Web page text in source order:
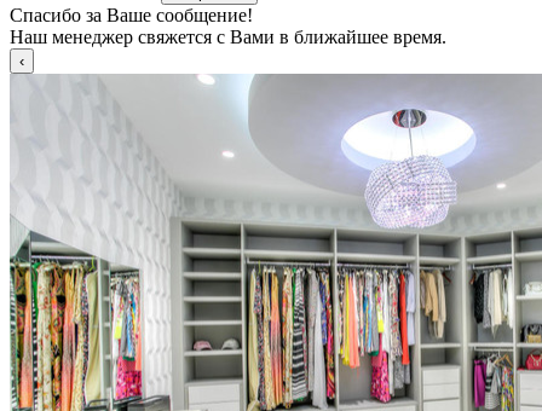
Спасибо за Ваше сообщение!
Наш менеджер свяжется с Вами в ближайшее время.